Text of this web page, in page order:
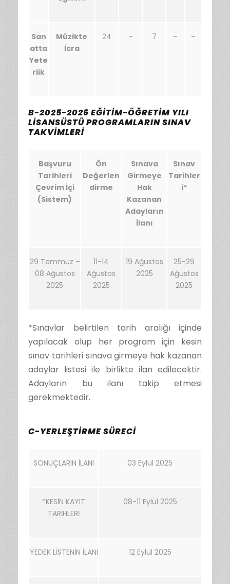
San
atta
Yete
rlik
Müzikte
İcra
24 – 7 – –
B-2025-2026 EĞİTİM-ÖĞRETİM YILI
LİSANSÜSTÜ PROGRAMLARIN SINAV
TAKVİMLERİ
Başvuru
Tarihleri
Çevrim İçi
(Sistem)
Ön
Değerlen
dirme
Sınava
Girmeye
Hak
Kazanan
Adayların
İlanı
Sınav
Tarihler
i*
29 Temmuz –
08 Ağustos
2025
11-14
Ağustos
2025
19 Ağustos
2025
25-29
Ağustos
2025
*Sınavlar belirtilen tarih aralığı içinde
yapılacak olup her program için kesin
sınav tarihleri sınava girmeye hak kazanan
adaylar listesi ile birlikte ilan edilecektir.
Adayların bu ilanı takip etmesi
gerekmektedir.
C-YERLEŞTİRME SÜRECİ
SONUÇLARIN İLANI 03 Eylül 2025
*KESİN KAYIT
TARİHLERİ
08-11 Eylül 2025
YEDEK LİSTENİN İLANI 12 Eylül 2025